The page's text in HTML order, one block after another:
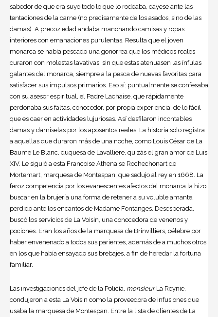
sabedor de que era suyo todo lo que lo rodeaba, cayese ante las
tentaciones de la carne (no precisamente de los asados, sino de las
damas). A precoz edad andaba manchando camisas y ropas
interiores con emanaciones purulentas. Resulta que el joven
monarca se había pescado una gonorrea que los médicos reales
curaron con molestas lavativas, sin que estas atenuasen las ínfulas
galantes del monarca, siempre a la pesca de nuevas favoritas para
satisfacer sus impulsos primarios. Eso sí: puntualmente se confesaba
con su asesor espiritual, el Padre Lachaise, que rápidamente
perdonaba sus faltas, conocedor, por propia experiencia, de lo fácil
que es caer en actividades lujuriosas. Así desfilaron incontables
damas y damiselas por los aposentos reales. La historia solo registra
a aquellas que duraron más de una noche, como Louis César de La
Baume Le Blanc, duquesa de Lavalliere, quizás el gran amor de Luis
XIV. Le siguió a esta Francoise Athenaise Rochechonart de
Mortemart, marquesa de Montespan, que sedujo al rey en 1668. La
feroz competencia por los evanescentes afectos del monarca la hizo
buscar en la brujería una forma de retener a su voluble amante,
perdido ante los encantos de Madame Fontanges. Desesperada,
buscó los servicios de La Voisin, una conocedora de venenos y
pociones. Eran los años de la marquesa de Brinvilliers, célebre por
haber envenenado a todos sus parientes, además de a muchos otros
en los que había ensayado sus brebajes, a fin de heredar la fortuna
familiar.
Las investigaciones del jefe de la Policía, monsieur La Reynie,
condujeron a esta La Voisin como la proveedora de infusiones que
usaba la marquesa de Montespan. Entre la lista de clientes de La